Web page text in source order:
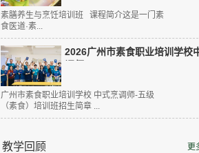
素膳养生与烹饪培训班 课程简介这是一门素
食医道·素...
2026广州市素食职业培训学校
广州市素食职业培训学校 中式烹调师-五级
（素食）培训班招生简章 ...
教学回顾 更